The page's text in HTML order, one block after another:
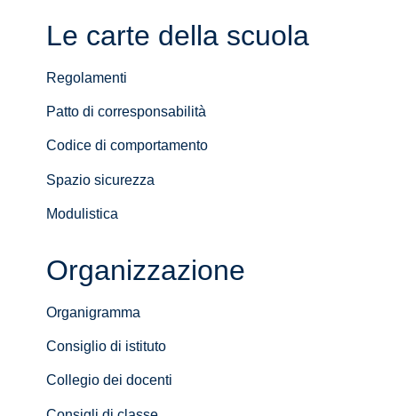
Le carte della scuola
Regolamenti
Patto di corresponsabilità
Codice di comportamento
Spazio sicurezza
Modulistica
Organizzazione
Organigramma
Consiglio di istituto
Collegio dei docenti